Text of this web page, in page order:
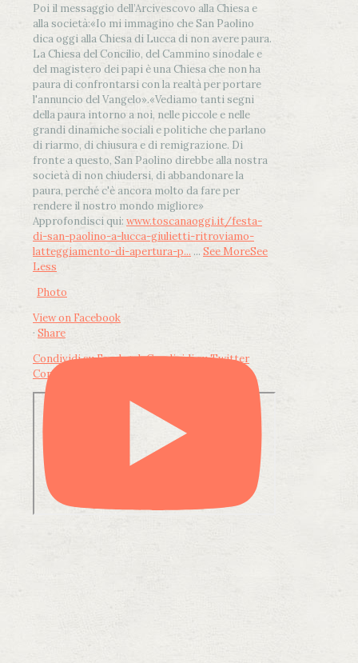
Poi il messaggio dell’Arcivescovo alla Chiesa e
alla società:«Io mi immagino che San Paolino
dica oggi alla Chiesa di Lucca di non avere paura.
La Chiesa del Concilio, del Cammino sinodale e
del magistero dei papi è una Chiesa che non ha
paura di confrontarsi con la realtà per portare
l'annuncio del Vangelo».«Vediamo tanti segni
della paura intorno a noi, nelle piccole e nelle
grandi dinamiche sociali e politiche che parlano
di riarmo, di chiusura e di remigrazione. Di
fronte a questo, San Paolino direbbe alla nostra
società di non chiudersi, di abbandonare la
paura, perché c'è ancora molto da fare per
rendere il nostro mondo migliore»
Approfondisci qui: www.toscanaoggi.it/festa-
di-san-paolino-a-lucca-giulietti-ritroviamo-
latteggiamento-di-apertura-p... ... See MoreSee
Less
Photo
View on Facebook
· Share
Condividi su FacebookCondividi su Twitter
Condividi su LinkedIn